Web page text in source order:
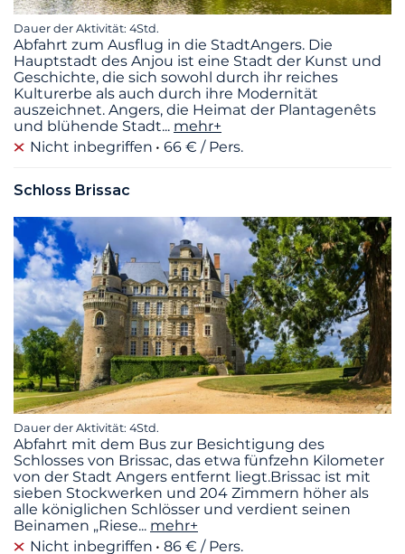
Dauer der Aktivität: 4Std.
Abfahrt zum Ausflug in die StadtAngers. Die
Hauptstadt des Anjou ist eine Stadt der Kunst und
Geschichte, die sich sowohl durch ihr reiches
Kulturerbe als auch durch ihre Modernität
auszeichnet. Angers, die Heimat der Plantagenêts
und blühende Stadt... mehr+
Nicht inbegriffen
66 € / Pers.
Schloss Brissac
Dauer der Aktivität: 4Std.
Abfahrt mit dem Bus zur Besichtigung des
Schlosses von Brissac, das etwa fünfzehn Kilometer
von der Stadt Angers entfernt liegt.Brissac ist mit
sieben Stockwerken und 204 Zimmern höher als
alle königlichen Schlösser und verdient seinen
Beinamen „Riese... mehr+
Nicht inbegriffen
86 € / Pers.